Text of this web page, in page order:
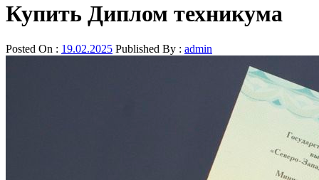
Купить Диплом техникума
Posted On : 19.02.2025 Published By : admin